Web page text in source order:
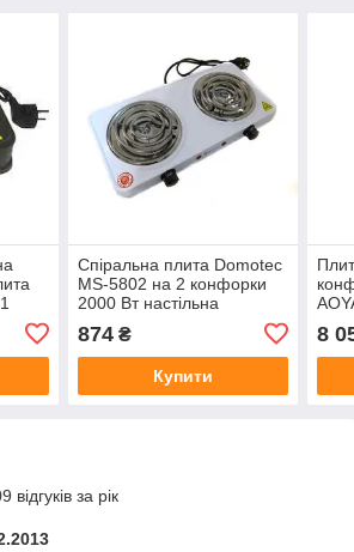
Спіральна плита Domotec
MS-5802 на 2 конфорки
2000 Вт настільна
874₴
Купити
8
за рік